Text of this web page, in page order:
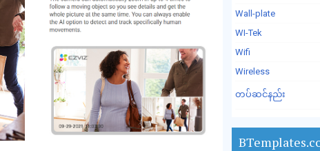
Wall-plate
WI-Tek
Wifi
Wireless
တပ်ဆင်နည်း